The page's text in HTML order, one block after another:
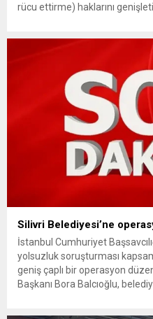
rücu ettirme) haklarını
getiriyor. Hazine
Silivri Belediyesi’ne
İstanbul Cumhuriyet
yolsuzluk soruşturması
geniş çaplı bir operasyon
Başkanı Bora Balcıoğlu,